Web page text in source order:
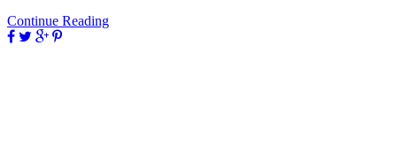
Continue Reading